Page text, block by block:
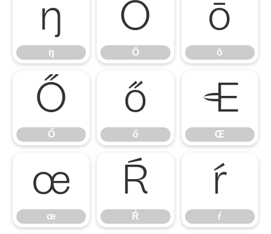
ŋ
ŋ
Ō
Ō
ō
ō
Ő
Ő
ő
ő
Œ
Œ
œ
œ
Ŕ
Ŕ
ŕ
ŕ